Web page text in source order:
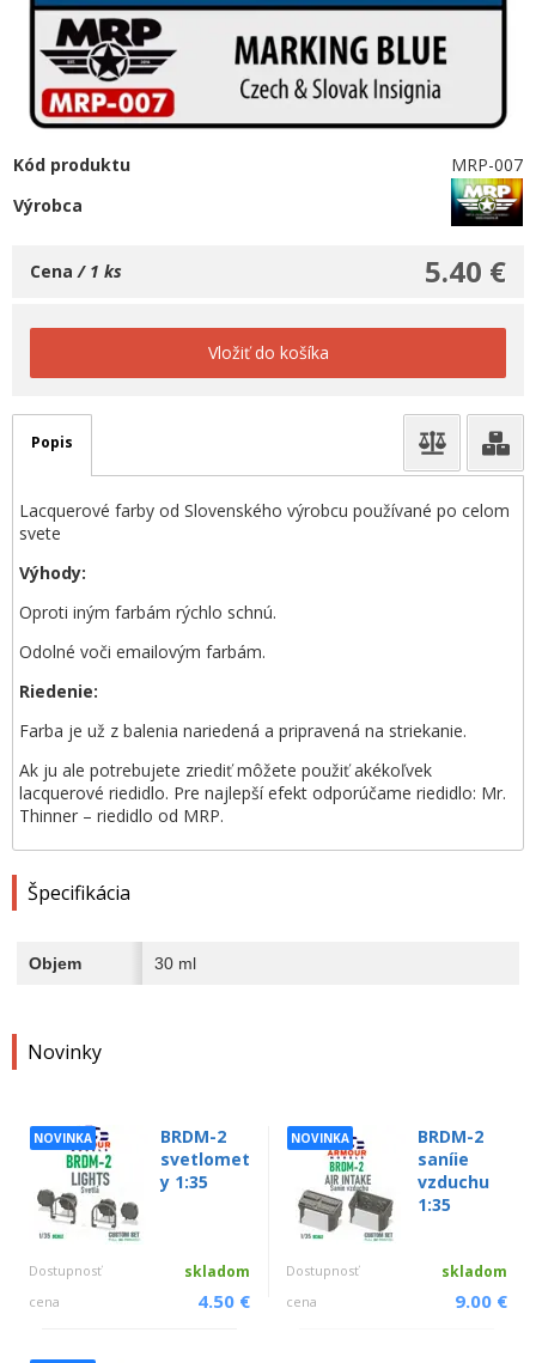
Novinky
NOVINKA
BRDM-2
svetlomet
y 1:35
Dostupnosť skladom
cena 4.50 €
NOVINKA
BRDM-2
saníie
vzduchu
1:35
Dostupnosť skladom
cena 9.00 €
Kód produktu
MRP-007
Výrobca
5.40 €
Cena / 1 ks
Vložiť do košíka
Popis
Lacquerové farby od Slovenského výrobcu používané po celom
svete
Výhody:
Oproti iným farbám rýchlo schnú.
Odolné voči emailovým farbám.
Riedenie:
Farba je už z balenia nariedená a pripravená na striekanie.
Ak ju ale potrebujete zriediť môžete použiť akékoľvek
lacquerové riedidlo. Pre najlepší efekt odporúčame riedidlo: Mr.
Thinner – riedidlo od MRP.
Špecifikácia
Objem 30 ml